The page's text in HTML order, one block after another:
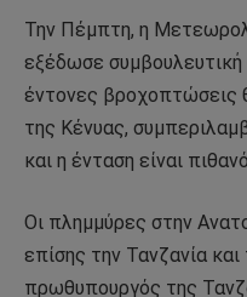
Την Πέμπτη, η
εξέδωσε συμβουλευτική
έντονες βροχοπτώσεις
της Κένυας,
και η ένταση είναι
Οι πλημμύρες στην
επίσης την Τανζανία
πρωθυπουργός της